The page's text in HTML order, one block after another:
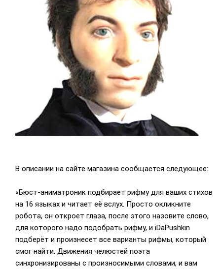
В описании на сайте магазина сообщается следующее:
«Бюст-аниматроник подбирает рифму для ваших стихов
на 16 языках и читает её вслух. Просто окликните
робота, он откроет глаза, после этого назовите слово,
для которого надо подобрать рифму, и iDaPushkin
подберёт и произнесет все варианты рифмы, который
смог найти. Движения челюстей поэта
синхронизированы с произносимыми словами, и вам